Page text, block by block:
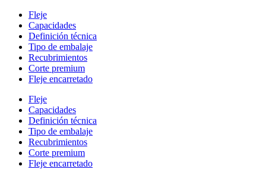
Fleje
Capacidades
Definición técnica
Tipo de embalaje
Recubrimientos
Corte premium
Fleje encarretado
Fleje
Capacidades
Definición técnica
Tipo de embalaje
Recubrimientos
Corte premium
Fleje encarretado